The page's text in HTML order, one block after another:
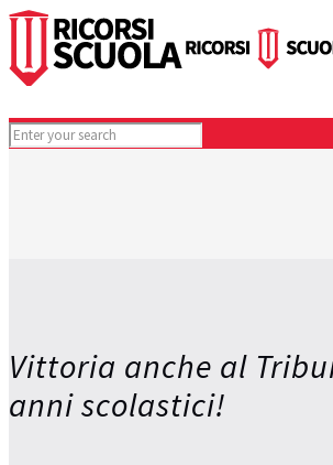
Vittoria anche al
anni scolastici!